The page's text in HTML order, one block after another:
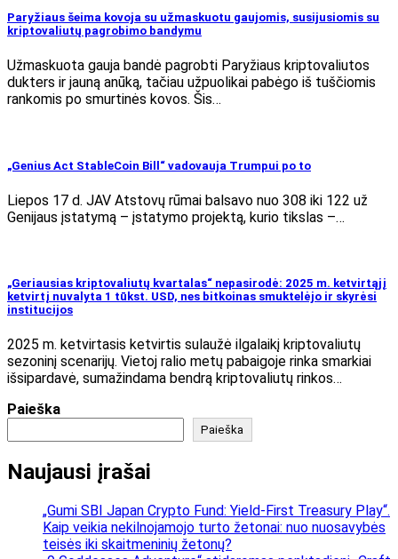
Paryžiaus šeima kovoja su užmaskuotu gaujomis, susijusiomis su
kriptovaliutų pagrobimo bandymu
Užmaskuota gauja bandė pagrobti Paryžiaus kriptovaliutos
dukters ir jauną anūką, tačiau užpuolikai pabėgo iš tuščiomis
rankomis po smurtinės kovos. Šis…
„Genius Act StableCoin Bill“ vadovauja Trumpui po to
Liepos 17 d. JAV Atstovų rūmai balsavo nuo 308 iki 122 už
Genijaus įstatymą – įstatymo projektą, kurio tikslas –…
„Geriausias kriptovaliutų kvartalas“ nepasirodė: 2025 m. ketvirtąjį
ketvirtį nuvalyta 1 tūkst. USD, nes bitkoinas smuktelėjo ir skyrėsi
institucijos
2025 m. ketvirtasis ketvirtis sulaužė ilgalaikį kriptovaliutų
sezoninį scenarijų. Vietoj ralio metų pabaigoje rinka smarkiai
išsipardavė, sumažindama bendrą kriptovaliutų rinkos…
Paieška
Paieška
Naujausi įrašai
„Gumi SBI Japan Crypto Fund: Yield-First Treasury Play“.
Kaip veikia nekilnojamojo turto žetonai: nuo nuosavybės
teisės iki skaitmeninių žetonų?